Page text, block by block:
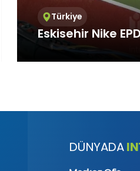
Türkiye
Eskisehir Nike
Integral Spor, which
DÜNYADA
tür çerezlerin kullanım amacı,
ve genel eğilim yönünü
içermezler. Örneğin,
gösterirler.